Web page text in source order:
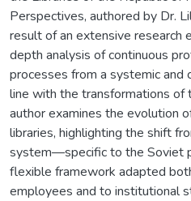
Perspectives, authored by Dr.
result of an extensive research
depth analysis of continuous
processes from a systemic and
line with the transformations of
author examines the evolution
libraries, highlighting the shift
system—specific to the Soviet
flexible framework adapted
employees and to institutional